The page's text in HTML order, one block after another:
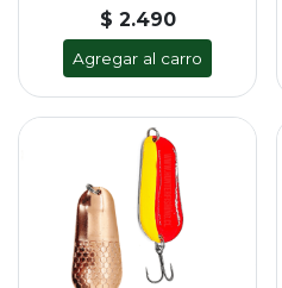
$ 2.490
Agregar al carro